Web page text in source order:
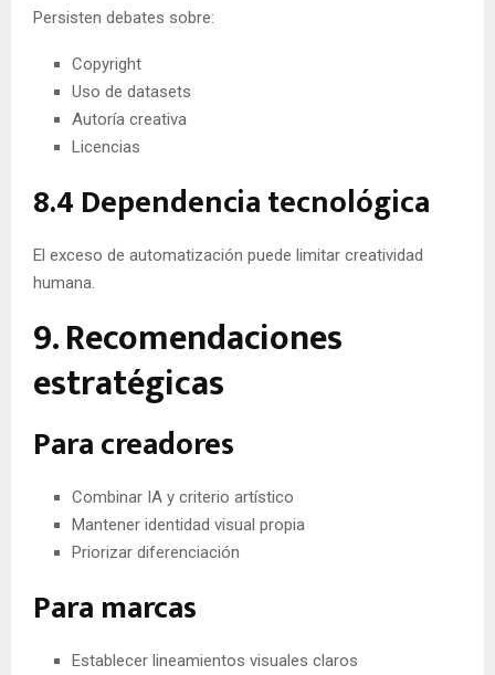
Persisten debates sobre:
Copyright
Uso de datasets
Autoría creativa
Licencias
8.4 Dependencia tecnológica
El exceso de automatización puede limitar creatividad
humana.
9. Recomendaciones
estratégicas
Para creadores
Combinar IA y criterio artístico
Mantener identidad visual propia
Priorizar diferenciación
Para marcas
Establecer lineamientos visuales claros